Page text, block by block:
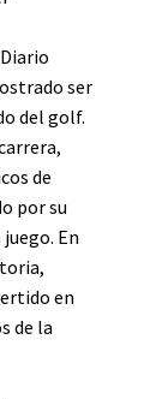
ser
del golf.
de
por su
En
en
de la